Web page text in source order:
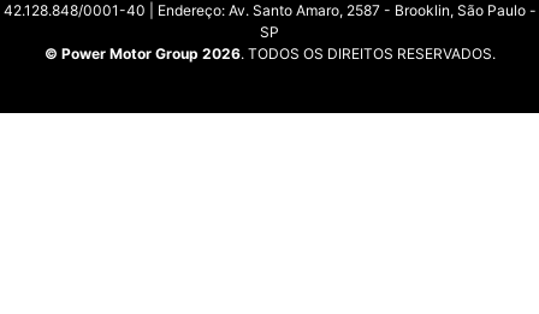
42.128.848/0001-40 | Endereço: Av. Santo Amaro, 2587 - Brooklin, São Paulo -
SP
© Power Motor Group 2026. TODOS OS DIREITOS RESERVADOS.